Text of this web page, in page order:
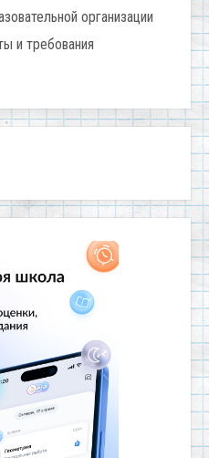
организации
и требования